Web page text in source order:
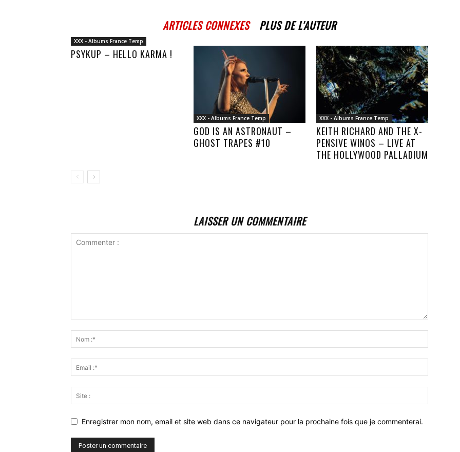
ARTICLES CONNEXES PLUS DE L'AUTEUR
XXX - Albums France Temp
PSYKUP – HELLO KARMA !
XXX - Albums France Temp
GOD IS AN ASTRONAUT –
GHOST TRAPES #10
XXX - Albums France Temp
KEITH RICHARD AND THE X-
PENSIVE WINOS – LIVE AT
THE HOLLYWOOD PALLADIUM
LAISSER UN COMMENTAIRE
Enregistrer mon nom, email et site web dans ce navigateur pour la prochaine fois que je commenterai.